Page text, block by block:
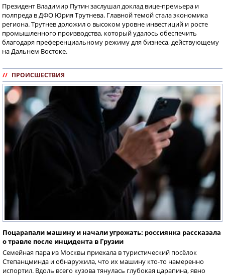
Президент Владимир Путин заслушал доклад вице-премьера и
полпреда в ДФО Юрия Трутнева. Главной темой стала экономика
региона. Трутнев доложил о высоком уровне инвестиций и росте
промышленного производства, который удалось обеспечить
благодаря преференциальному режиму для бизнеса, действующему
на Дальнем Востоке.
// ПРОИСШЕСТВИЯ
Поцарапали машину и начали угрожать: россиянка рассказала
о травле после инцидента в Грузии
Семейная пара из Москвы приехала в туристический посёлок
Степанцминда и обнаружила, что их машину кто-то намеренно
испортил. Вдоль всего кузова тянулась глубокая царапина, явно